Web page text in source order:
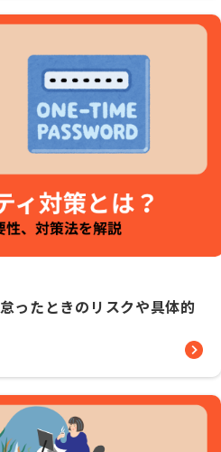
ったときのリスクや具体的